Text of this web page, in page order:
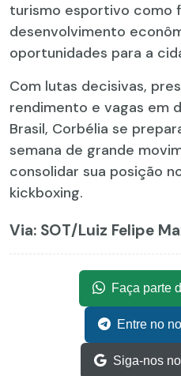
turismo esportivo como
desenvolvimento
oportunidades para a
Com lutas decisivas,
rendimento e vagas em
Brasil, Corbélia se
semana de grande
consolidar sua posição
kickboxing.
Via: SOT/Luiz Felipe
Faça parte
Entre no
Siga-nos